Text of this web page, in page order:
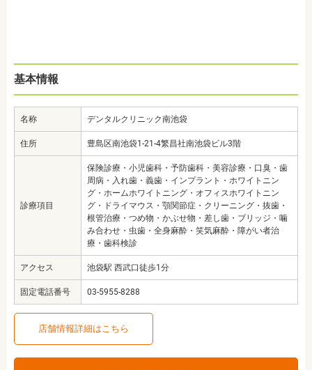
基本情報
名称 デンタルクリニック南池袋
住所 豊島区南池袋1-21-4繁昌社南池袋ビル3階
診療項目
保険診療・小児歯科・予防歯科・美容診療・口臭・歯
周病・入れ歯・義歯・インプラント・ホワイトニン
グ・ホームホワイトニング・オフィスホワイトニン
グ・ドライマウス・顎関節症・クリーニング・抜歯・
根管治療・つめ物・かぶせ物・差し歯・ブリッジ・噛
み合わせ・虫歯・全身麻酔・笑気麻酔・障がい者治
療・歯科検診
アクセス 池袋駅 西武口徒歩1分
固定電話番号 03-5955-8288
店舗情報詳細はこちら